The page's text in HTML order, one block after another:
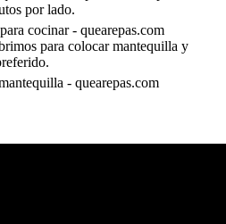
por lado.
para colocar mantequilla y